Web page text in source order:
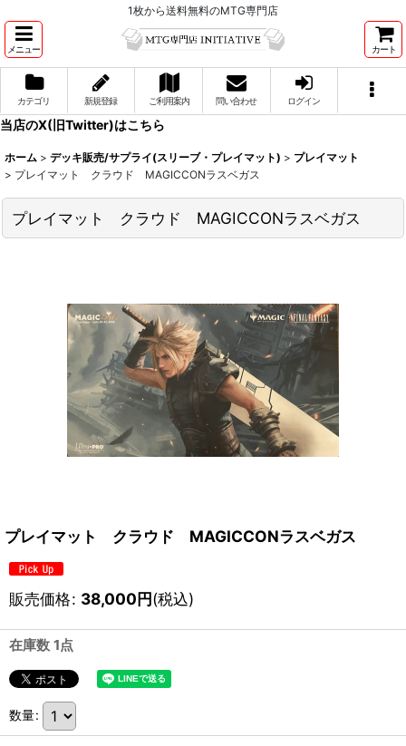
1枚から送料無料のMTG専門店
メニュー カート
カテゴリ 新規登録 ご利用案内 問い合わせ ログイン
当店のX(旧Twitter)はこちら
ホーム > デッキ販売/サプライ(スリーブ・プレイマット) > プレイマット
> プレイマット クラウド MAGICCONラスベガス
プレイマット クラウド MAGICCONラスベガス
プレイマット クラウド MAGICCONラスベガス
販売価格: 38,000円(税込)
在庫数 1点
数量: